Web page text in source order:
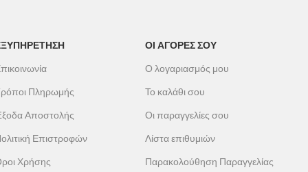
Πληρωμής
Αποστολής
Επιστροφών
Χρήσης
ΟΙ ΑΓΟΡΕΣ ΣΟΥ
Ο λογαριασμός μου
Το καλάθι σου
Οι παραγγελίες σου
Λίστα επιθυμιών
Παρακολούθηση Παραγγελίας